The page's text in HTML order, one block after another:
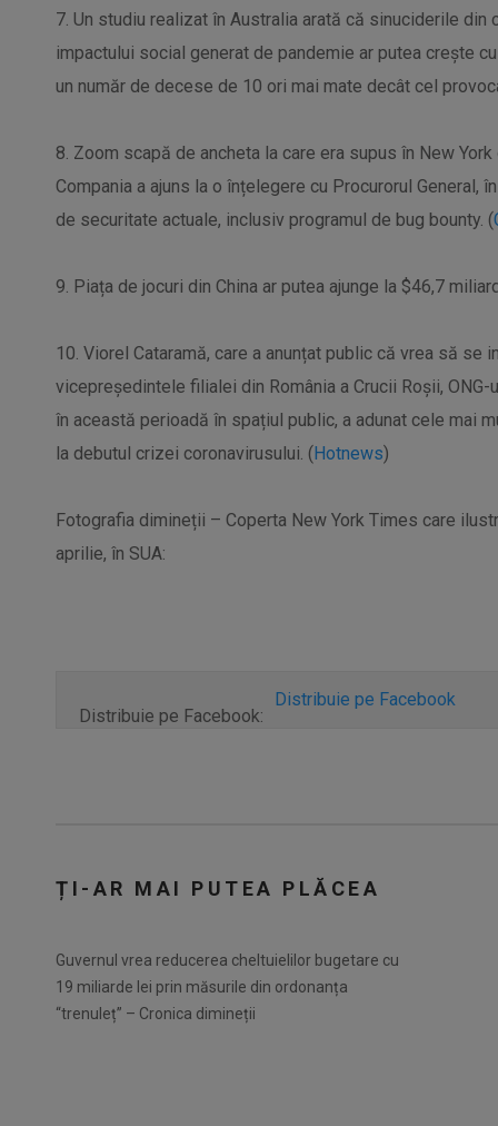
7. Un studiu realizat în Australia arată că sinuciderile
impactului social generat de pandemie ar putea crește
un număr de decese de 10 ori mai mate decât cel
8. Zoom scapă de ancheta la care era supus în New
Compania a ajuns la o înțelegere cu Procurorul General,
de securitate actuale, inclusiv programul de bug bounty. (
9. Piața de jocuri din China ar putea ajunge la $46,7
10. Viorel Cataramă, care a anunțat public că vrea să se
vicepreședintele filialei din România a Crucii Roșii,
în această perioadă în spațiul public, a adunat cele mai
la debutul crizei coronavirusului. (Hotnews)
Fotografia dimineții – Coperta New York Times care
aprilie, în SUA:
Distribuie pe Facebook:
Distribuie pe Facebook
ȚI-AR MAI PUTEA PLĂCEA
Guvernul vrea reducerea cheltuielilor bugetare cu
19 miliarde lei prin măsurile din ordonanța
“trenuleț” – Cronica dimineții